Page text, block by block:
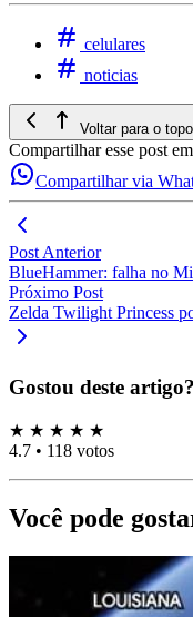
celulares
noticias
Voltar para o topo
Compartilhar esse post
Compartilhar via
Post Anterior
BlueHammer: falha no
Próximo Post
Zelda Twilight Princess
Gostou deste artigo?
★ ★ ★ ★ ★
4.7 • 118 votos
Você pode